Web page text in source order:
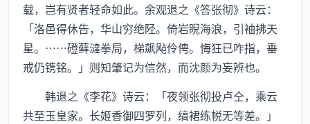
载，岂有贤者轻命如此。余观退之《答张彻》诗云：
「洛邑得休告，华山穷绝陉。倚岩睨海浪，引袖拂天
星。……磴藓澾拳局，梯飙飐伶俜。悔狂已咋指，垂
戒仍镌铭。」则知肇记为信然，而沈颜为妄辨也。
韩退之《李花》诗云：「夜领张彻投卢仝，乘云
共至玉皇家。长姬香御四罗列，缟裙练帨无等差。」